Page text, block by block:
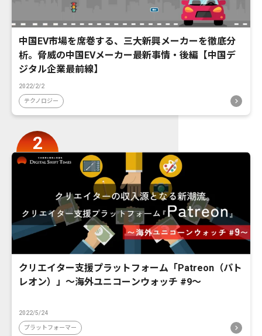
中国EV市場を席巻する、三大新興メーカーを徹底分
析。脅威の中国EVメーカー最新事情・後編【中国デ
ジタル企業最前線】
2022/2/2
テクノロジー
クリエイター支援プラットフォーム「Patreon（パト
レオン）」〜海外ユニコーンウォッチ #9〜
2022/5/24
プラットフォーマー